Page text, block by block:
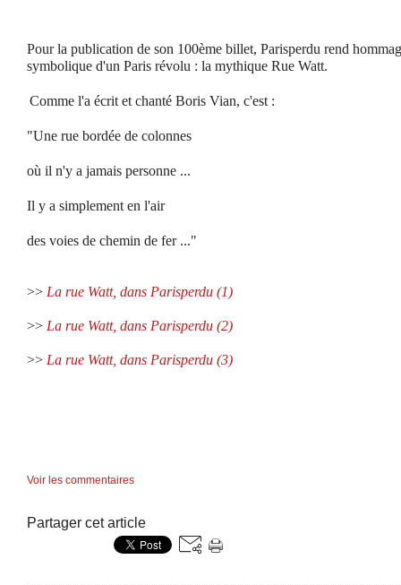
Pour la publication de son 100ème billet, Parisperdu rend
symbolique d'un Paris révolu : la mythique Rue Watt.
Comme l'a écrit et chanté Boris Vian, c'est :
"Une rue bordée de colonnes
où il n'y a jamais personne ...
Il y a simplement en l'air
des voies de chemin de fer ..."
>> La rue Watt, dans Parisperdu (1)
>> La rue Watt, dans Parisperdu (2)
>> La rue Watt, dans Parisperdu (3)
Voir les commentaires
Partager cet article